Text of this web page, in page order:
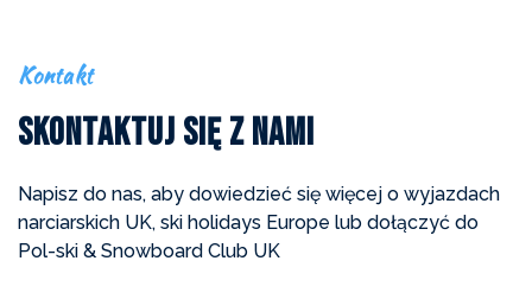
Kontakt
Skontaktuj Się z Nami
Napisz do nas, aby dowiedzieć się więcej o wyjazdach
narciarskich UK, ski holidays Europe lub dołączyć do
Pol-ski & Snowboard Club UK